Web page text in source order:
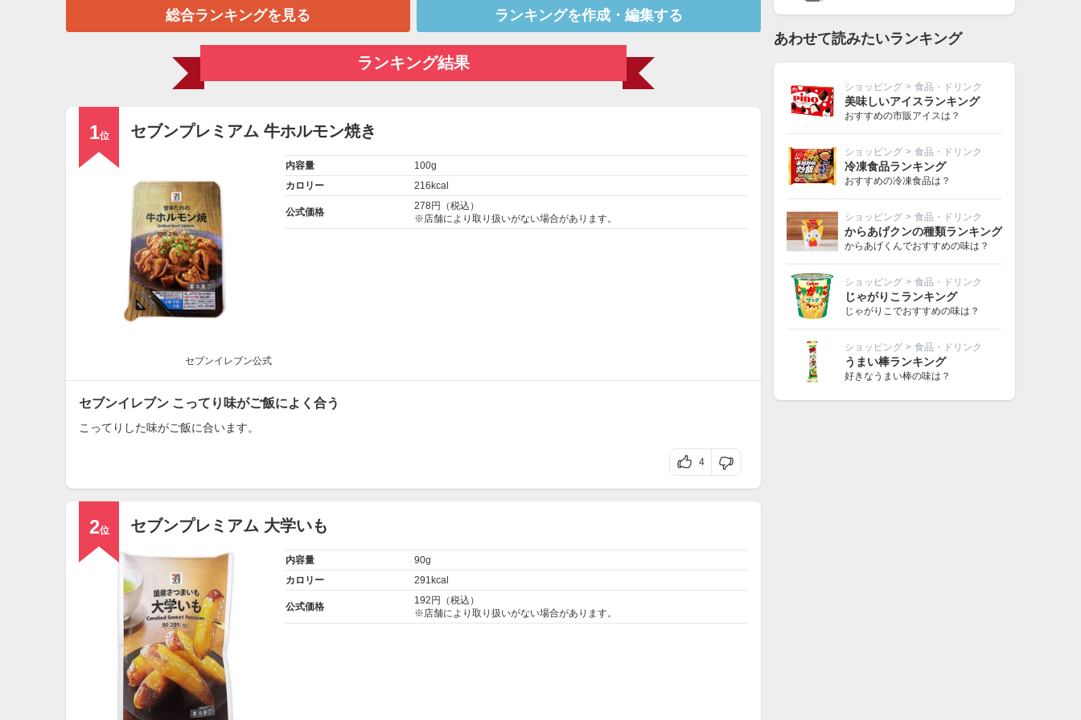
総合ランキングを見る ランキングを作成・編集する
ランキング結果
1位 セブンプレミアム 牛ホルモン焼き
セブンイレブン公式
内容量
100g
カロリー
216kcal
公式価格
278円（税込）
※店舗により取り扱いがない場合があります。
セブンイレブン こってり味がご飯によく合う
こってりした味がご飯に合います。
4
2位 セブンプレミアム 大学いも
内容量
90g
カロリー
291kcal
公式価格
192円（税込）
※店舗により取り扱いがない場合があります。
あわせて読みたいランキング
ショッピング > 食品・ドリンク
美味しいアイスランキング
おすすめの市販アイスは？
ショッピング > 食品・ドリンク
冷凍食品ランキング
おすすめの冷凍食品は？
ショッピング > 食品・ドリンク
からあげクンの種類ランキング
からあげくんでおすすめの味は？
ショッピング > 食品・ドリンク
じゃがりこランキング
じゃがりこでおすすめの味は？
ショッピング > 食品・ドリンク
うまい棒ランキング
好きなうまい棒の味は？